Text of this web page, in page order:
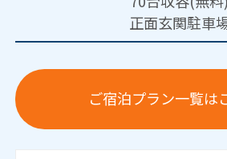
正面玄関駐車
ご宿泊プラン一覧は